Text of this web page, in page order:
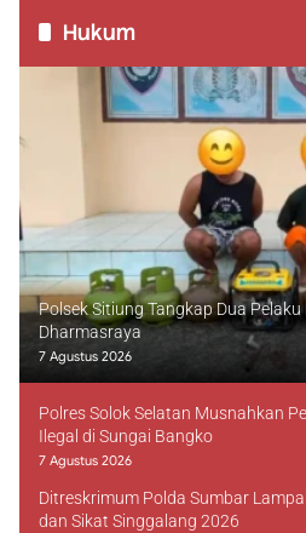
Hukum
Polsek Sitiung Tangkap Dua
Dharmasraya
7 Agustus 2026
Polres Solok Selatan Musnahkan
Ilegal di Sungai Bangko
7 Agustus 2026
Ditreskrimum Polda Sumbar
dan Sikat Singgalang 2026